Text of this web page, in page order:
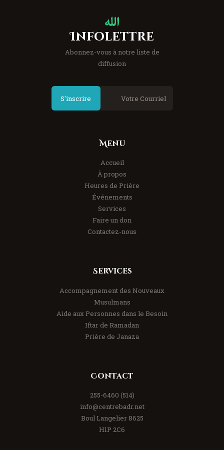
Infolettre
Abonnez-vous à notre liste de
diffusion
S'inscrire
Menu
Accueil
À propos
Heures de Prière
Événements
Services
Faire un don
Contactez-nous
Services
Accompagnement des Nouveaux
Musulmans
Aide aux Personnes dans le Besoin
Iftar de Ramadan
Prière de Janaza
Contact
(514) 255-6460
info@centrebadr.net
8625 Boul Langelier
H1P 2C6